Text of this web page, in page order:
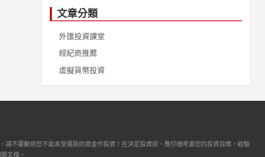
文章分類
外匯投資課堂
經紀商推薦
虛擬貨幣投資
不要動用您不能承受風險的資金作投資！在決定投資前，應仔細考慮您的投資目標，經驗
文檔。